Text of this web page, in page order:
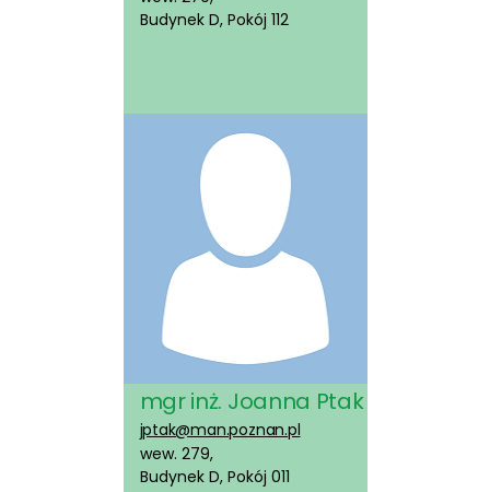
Budynek D, Pokój 112
mgr inż. Joanna Ptak
jptak@man.poznan.pl
wew. 279,
Budynek D, Pokój 011